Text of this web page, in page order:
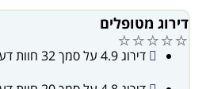
דירוג מטופלים
⭐⭐⭐⭐⭐
דירוג 4.9 על סמך 32 חוות דעת ב-MedReviews